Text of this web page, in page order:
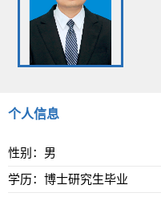
个人信息
性别：男
学历：博士研究生毕业